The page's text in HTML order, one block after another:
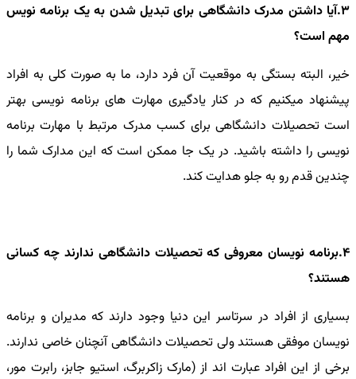
3.آیا داشتن مدرک دانشگاهی برای تبدیل شدن به یک برنامه نویس
مهم است؟
خیر، البته بستگی به موقعیت آن فرد دارد، ما به صورت کلی به افراد
پیشنهاد میکنیم که در کنار یادگیری مهارت های برنامه نویسی بهتر
است تحصیلات دانشگاهی برای کسب مدرک مرتبط با مهارت برنامه
نویسی را داشته باشید. در یک جا ممکن است که این مدارک شما را
چندین قدم رو به جلو هدایت کند.
4.برنامه نویسان معروفی که تحصیلات دانشگاهی ندارند چه کسانی
هستند؟
بسیاری از افراد در سرتاسر این دنیا وجود دارند که مدیران و برنامه
نویسان موفقی هستند ولی تحصیلات دانشگاهی آنچنان خاصی ندارند.
برخی از این افراد عبارت اند از (مارک زاکربرگ، استیو جابز، رابرت مور،